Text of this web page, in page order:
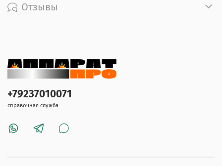
Отзывы
+79237010071
справочная служба